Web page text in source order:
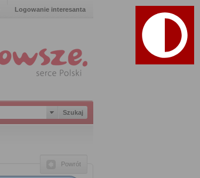
Logowanie interesanta
Powrót